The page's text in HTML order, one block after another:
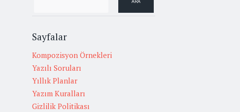
Sayfalar
Kompozisyon Örnekleri
Yazılı Soruları
Yıllık Planlar
Yazım Kuralları
Gizlilik Politikası